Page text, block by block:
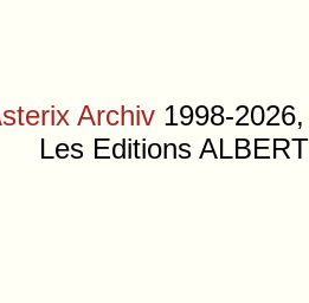
Archiv 1998-
Les Editions